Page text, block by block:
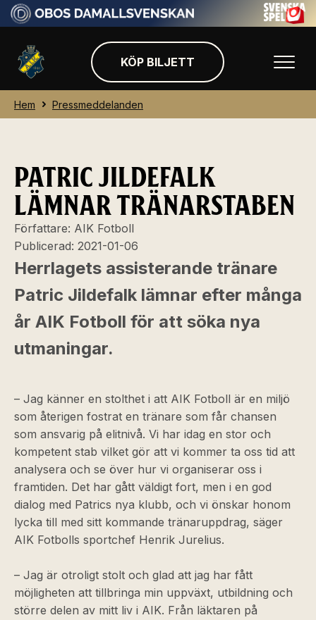
KÖP BILJETT
Hem Pressmeddelanden
PATRIC JILDEFALK
LÄMNAR TRÄNARSTABEN
Författare: AIK Fotboll
Publicerad: 2021-01-06
Herrlagets assisterande tränare
Patric Jildefalk lämnar efter många
år AIK Fotboll för att söka nya
utmaningar.
– Jag känner en stolthet i att AIK Fotboll är en miljö
som återigen fostrat en tränare som får chansen
som ansvarig på elitnivå. Vi har idag en stor och
kompetent stab vilket gör att vi kommer ta oss tid att
analysera och se över hur vi organiserar oss i
framtiden. Det har gått väldigt fort, men i en god
dialog med Patrics nya klubb, och vi önskar honom
lycka till med sitt kommande tränaruppdrag, säger
AIK Fotbolls sportchef Henrik Jurelius.
– Jag är otroligt stolt och glad att jag har fått
möjligheten att tillbringa min uppväxt, utbildning och
större delen av mitt liv i AIK. Från läktaren på